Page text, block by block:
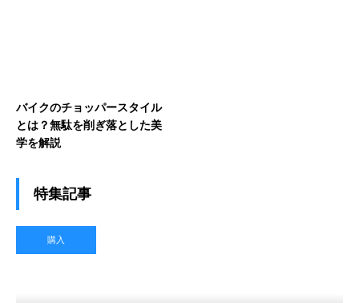
バイクのチョッパースタイル
とは？無駄を削ぎ落とした美
学を解説
特集記事
購入